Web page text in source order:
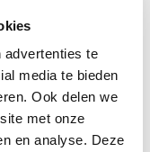
advertenties te
media te bieden
Ook delen we
met onze
en analyse. Deze